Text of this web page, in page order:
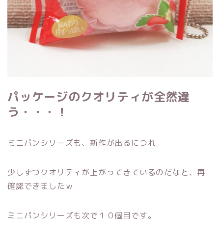
パッケージのクオリティが全然違
う・・・！
ミニパンシリーズも、新作が出るにつれ
少しずつクオリティが上がってきているのだなと、再
確認できましたｗ
ミニパンシリーズも次で１０個目です。